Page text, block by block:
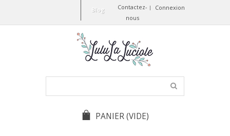
Connexion
Contactez-
nous
Blog
PANIER(VIDE)